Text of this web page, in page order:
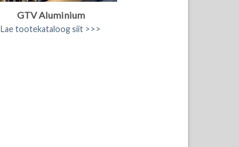
GTV Aluminium
Lae tootekataloog siit >>>